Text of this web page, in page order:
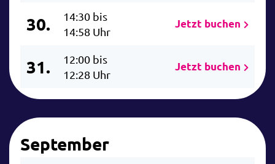
30.
14:30 bis
14:58 Uhr
Jetzt buchen
31.
12:00 bis
12:28 Uhr
Jetzt buchen
September